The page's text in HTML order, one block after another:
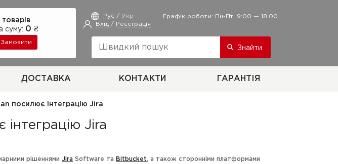
Вхід / Реєстрація
Рус / Укр Графік роботи: Пн-Пт: 9:00 — 18:00
Знайти
товарів
суму: 0 ₴
Замовити
ДОСТАВКА КОНТАКТИ ГАРАНТІЯ
посилює інтеграцію Jira
Jira
рішеннями Jira Software та Bitbucket, а також сторонніми платформами